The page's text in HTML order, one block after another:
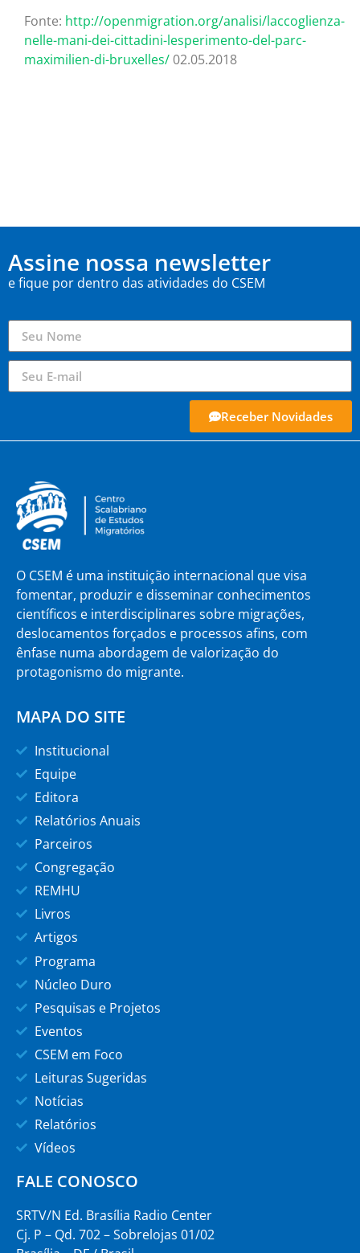
Fonte: http://openmigration.org/analisi/laccoglienza-
nelle-mani-dei-cittadini-lesperimento-del-parc-
maximilien-di-bruxelles/ 02.05.2018
Assine nossa newsletter
e fique por dentro das atividades do CSEM
Receber Novidades
O CSEM é uma instituição internacional que visa
fomentar, produzir e disseminar conhecimentos
científicos e interdisciplinares sobre migrações,
deslocamentos forçados e processos afins, com
ênfase numa abordagem de valorização do
protagonismo do migrante.
MAPA DO SITE
Institucional
Equipe
Editora
Relatórios Anuais
Parceiros
Congregação
REMHU
Livros
Artigos
Programa
Núcleo Duro
Pesquisas e Projetos
Eventos
CSEM em Foco
Leituras Sugeridas
Notícias
Relatórios
Vídeos
FALE CONOSCO
SRTV/N Ed. Brasília Radio Center
Cj. P – Qd. 702 – Sobrelojas 01/02